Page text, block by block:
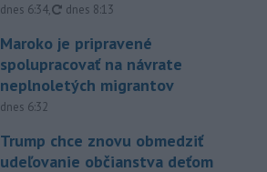
dnes 6:34, aktualizované
dnes 8:13
Maroko je pripravené
spolupracovať na návrate
neplnoletých migrantov
dnes 6:32
Trump chce znovu obmedziť
udeľovanie občianstva deťom